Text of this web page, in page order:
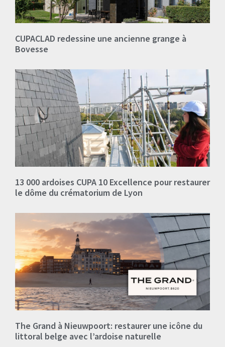
CUPACLAD redessine une ancienne grange à
Bovesse
13 000 ardoises CUPA 10 Excellence pour restaurer
le dôme du crématorium de Lyon
The Grand à Nieuwpoort: restaurer une icône du
littoral belge avec l’ardoise naturelle